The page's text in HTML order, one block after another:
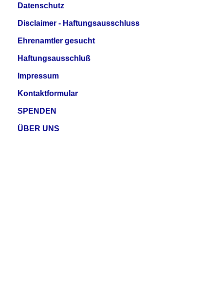
Datenschutz
Disclaimer - Haftungsausschluss
Ehrenamtler gesucht
Haftungsausschluß
Impressum
Kontaktformular
SPENDEN
ÜBER UNS